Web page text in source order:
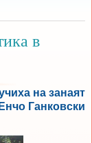
в
на занаят
Ганковски